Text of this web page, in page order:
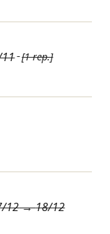
[1 rep.]
12→18/12